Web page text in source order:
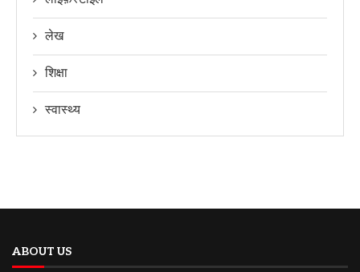
लेख
शिक्षा
स्वास्थ्य
ABOUT US